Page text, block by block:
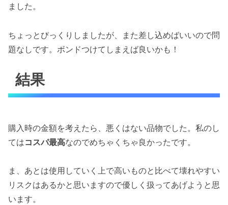
ました。
ちょっとびっくりしましたが、また差し込めばいいので問
題なしです。ボンドつけてしまえば良いかも！
結果
購入時の金額を考えたら、悪くはない品物でした。私のし
てはコスパ最高なのでめちゃくちゃ良かったです。
ま、あとは使用していく上で高いものと比べて壊れやすい
リスクはあるかと思いますので優しく扱ってあげようと思
います。